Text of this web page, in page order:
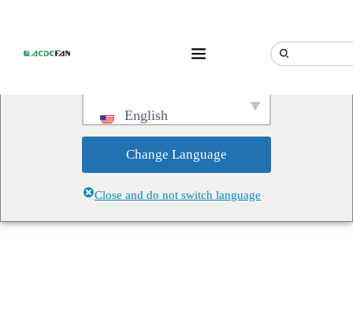
Do you want to change to:
English
Change Language
Close and do not switch language